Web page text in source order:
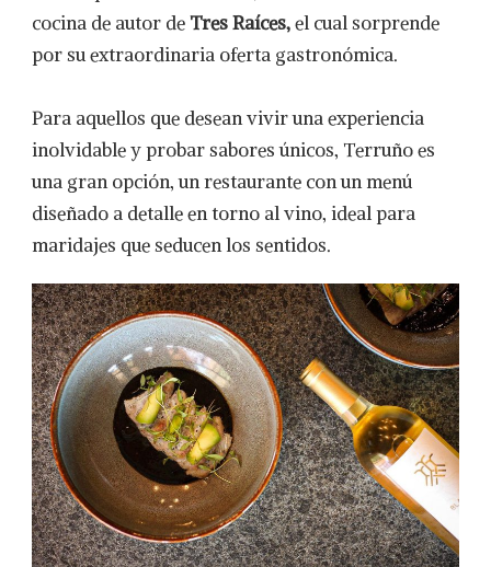
cocina de autor deTres Raíces,el cual sorprende
por su extraordinaria oferta gastronómica.
Para aquellos que desean vivir una experiencia
inolvidable y probar sabores únicos, Terruño es
una gran opción, un restaurante con un menú
diseñado a detalle en torno al vino, ideal para
maridajes que seducen los sentidos.